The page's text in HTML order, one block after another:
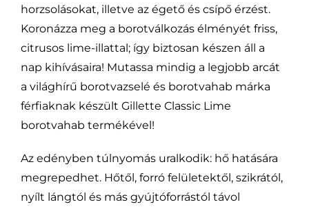
horzsolásokat, illetve az égető és csípő érzést.
Koronázza meg a borotválkozás élményét friss,
citrusos lime-illattal; így biztosan készen áll a
nap kihívásaira! Mutassa mindig a legjobb arcát
a világhírű borotvazselé és borotvahab márka
férfiaknak készült Gillette Classic Lime
borotvahab termékével!
Az edényben túlnyomás uralkodik: hő hatására
megrepedhet. Hőtől, forró felületektől, szikrától,
nyílt lángtól és más gyújtóforrástól távol